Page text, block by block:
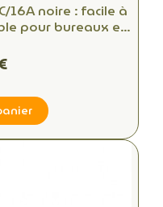
16A noire : facile à
pour bureaux et